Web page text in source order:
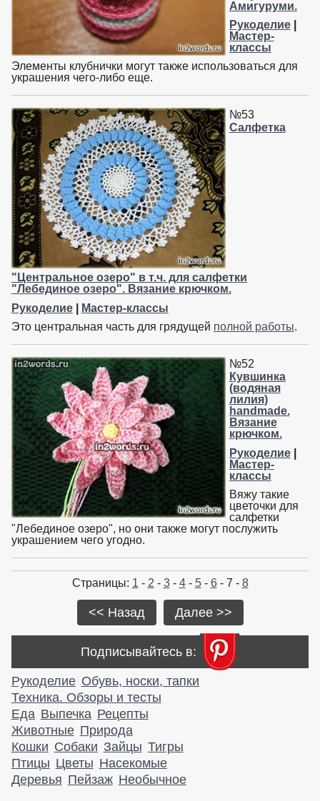
Амигуруми.
Рукоделие|
Мастер-
классы
Элементы клубнички могут также использоваться для
украшения чего-либо еще.
№53
Салфетка
"Центральное озеро" в т.ч. для салфетки
"Лебединое озеро". Вязание крючком.
Рукоделие|
Мастер-классы
Это центральная часть для грядущей полной работы.
№52
Кувшинка
(водяная
лилия)
handmade.
Вязание
крючком.
Рукоделие|
Мастер-
классы
Вяжу такие
цветочки для
салфетки
"Лебединое озеро", но они также могут послужить
украшением чего угодно.
Страницы: 1 - 2 - 3- 4- 5- 6- 7 - 8
<< Назад Далее >>
Подписывайтесь в:
Рукоделие Обувь, носки, тапки
Техника. Обзоры и тесты
Еда Выпечка Рецепты
Животные Природа
Кошки Собаки Зайцы Тигры
Птицы Цветы Насекомые
Деревья Пейзаж Необычное